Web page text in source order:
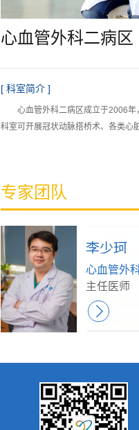
心血管外科二病区
[ 科室简介 ]
心血管外科二病区成立于2006
科室可开展冠状动脉搭桥术、各类
专家团队
李少珂
心血管外
主任医师